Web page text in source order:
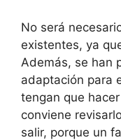
No será
existentes, ya
Además, se han
adaptación para
tengan que
conviene
salir, porque un